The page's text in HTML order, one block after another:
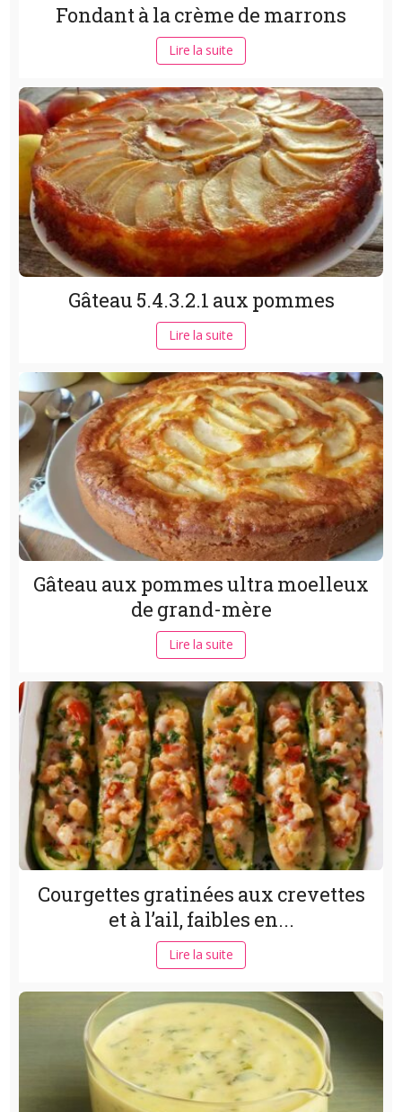
Fondant à la crème de marrons
Lire la suite
Gâteau 5.4.3.2.1 aux pommes
Lire la suite
Gâteau aux pommes ultra moelleux
de grand-mère
Lire la suite
Courgettes gratinées aux crevettes
et à l’ail, faibles en...
Lire la suite